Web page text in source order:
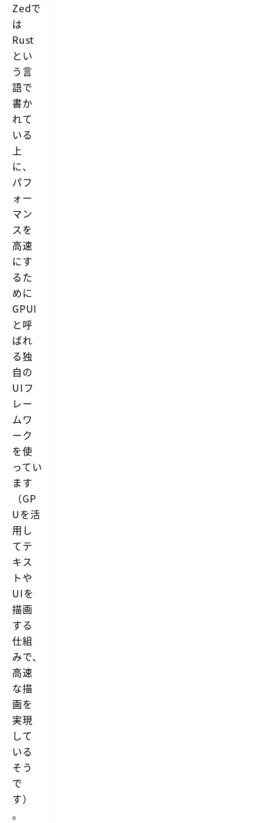
Zedで
は
Rust
とい
う言
語で
書か
れて
いる
上
に、
パフ
ォー
マン
スを
高速
にす
るた
めに
GPUI
と呼
ばれ
る独
自の
UIフ
レー
ムワ
ーク
を使
ってい
ます
（GP
Uを活
用し
てテ
キス
トや
UIを
描画
する
仕組
みで、
高速
な描
画を
実現
して
いる
そう
で
す）
。